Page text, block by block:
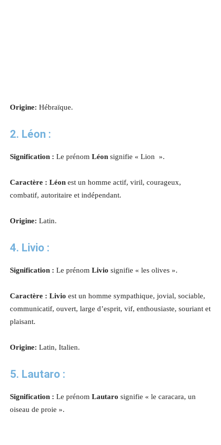
Origine: Hébraïque.
2. Léon :
Signification : Le prénom Léon signifie « Lion ».
Caractère : Léon est un homme actif, viril, courageux,
combatif, autoritaire et indépendant.
Origine: Latin.
4. Livio :
Signification : Le prénom Livio signifie « les olives ».
Caractère : Livio est un homme sympathique, jovial, sociable,
communicatif, ouvert, large d’esprit, vif, enthousiaste, souriant et
plaisant.
Origine: Latin, Italien.
5. Lautaro :
Signification : Le prénom Lautaro signifie « le caracara, un
oiseau de proie ».